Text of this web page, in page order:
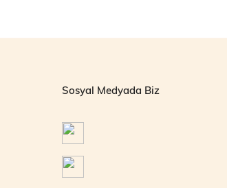
Sosyal Medyada Biz